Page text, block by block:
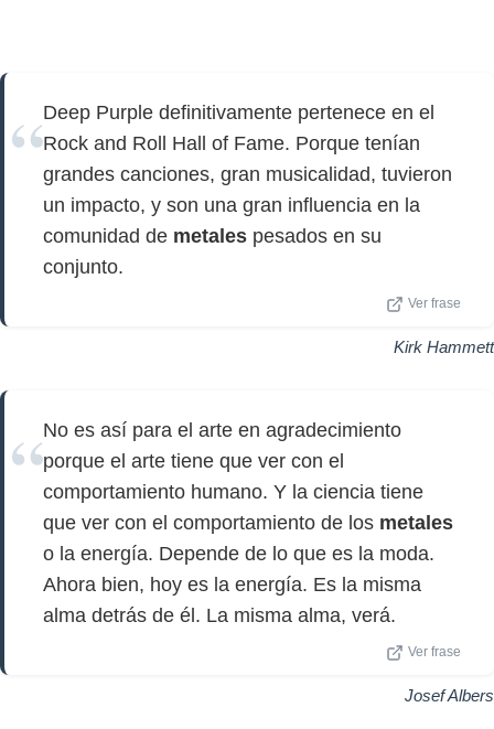
Deep Purple definitivamente pertenece en el
Rock and Roll Hall of Fame. Porque tenían
grandes canciones, gran musicalidad, tuvieron
un impacto, y son una gran influencia en la
comunidad de metales pesados ​​en su
conjunto.
Ver frase
Kirk Hammett
No es así para el arte en agradecimiento
porque el arte tiene que ver con el
comportamiento humano. Y la ciencia tiene
que ver con el comportamiento de los metales
o la energía. Depende de lo que es la moda.
Ahora bien, hoy es la energía. Es la misma
alma detrás de él. La misma alma, verá.
Ver frase
Josef Albers